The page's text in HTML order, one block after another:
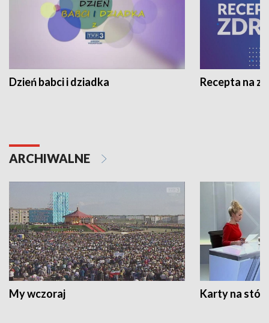
Dzień babci i dziadka Recepta na
ARCHIWALNE
My wczoraj Karty na